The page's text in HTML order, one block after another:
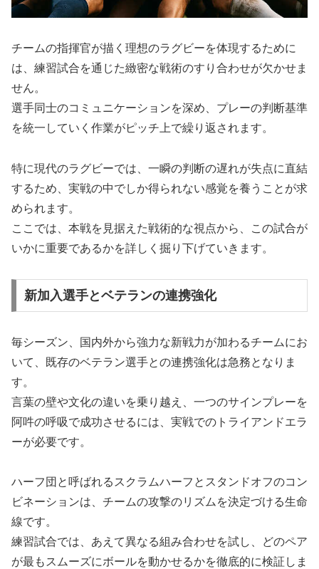
チームの指揮官が描く理想のラグビーを体現するために
は、練習試合を通じた緻密な戦術のすり合わせが欠かせま
せん。
選手同士のコミュニケーションを深め、プレーの判断基準
を統一していく作業がピッチ上で繰り返されます。
特に現代のラグビーでは、一瞬の判断の遅れが失点に直結
するため、実戦の中でしか得られない感覚を養うことが求
められます。
ここでは、本戦を見据えた戦術的な視点から、この試合が
いかに重要であるかを詳しく掘り下げていきます。
新加入選手とベテランの連携強化
毎シーズン、国内外から強力な新戦力が加わるチームにお
いて、既存のベテラン選手との連携強化は急務となりま
す。
言葉の壁や文化の違いを乗り越え、一つのサインプレーを
阿吽の呼吸で成功させるには、実戦でのトライアンドエラ
ーが必要です。
ハーフ団と呼ばれるスクラムハーフとスタンドオフのコン
ビネーションは、チームの攻撃のリズムを決定づける生命
線です。
練習試合では、あえて異なる組み合わせを試し、どのペア
が最もスムーズにボールを動かせるかを徹底的に検証しま